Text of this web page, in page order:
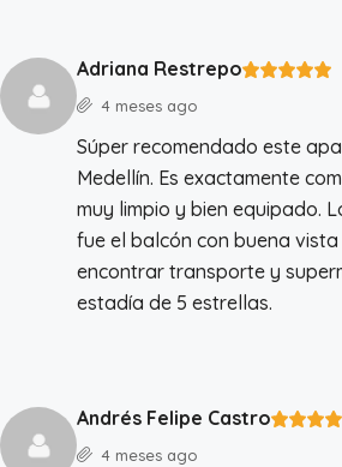
Adriana Restrepo
4 meses ago
Súper recomendado este
Medellín. Es exactamente
muy limpio y bien equipado.
fue el balcón con buena
encontrar transporte y
estadía de 5 estrellas.
Andrés Felipe Castro
4 meses ago